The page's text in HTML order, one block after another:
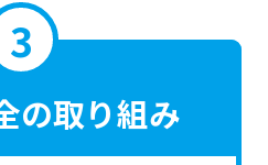
の取り組み
translated
mechanically,
it
may